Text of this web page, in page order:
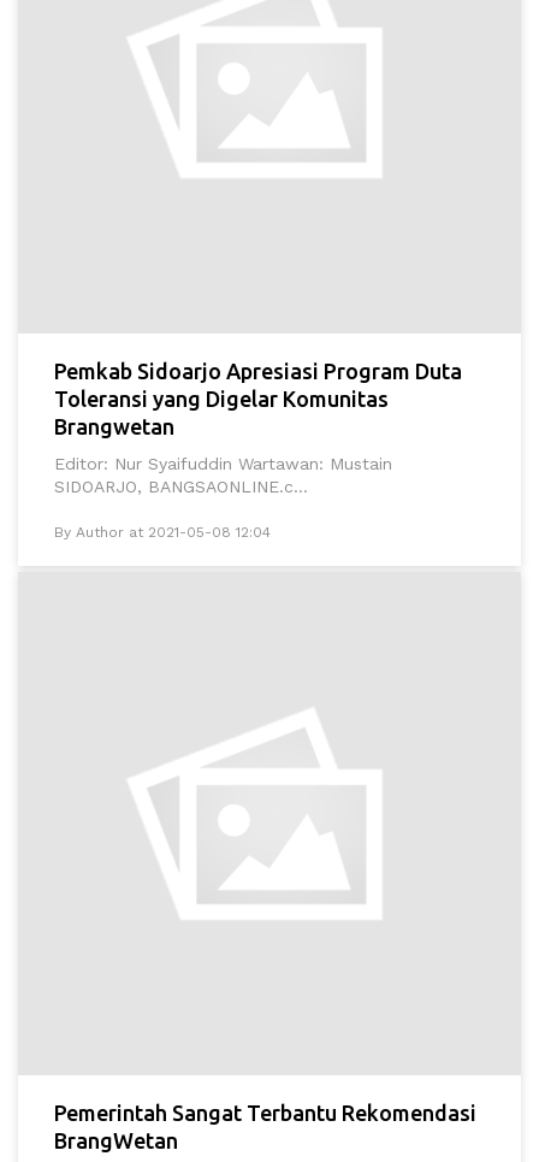
Pemkab Sidoarjo Apresiasi Program Duta
Toleransi yang Digelar Komunitas
Brangwetan
Editor: Nur Syaifuddin Wartawan: Mustain
SIDOARJO, BANGSAONLINE.c...
By Author at 2021-05-08 12:04
Pemerintah Sangat Terbantu Rekomendasi
BrangWetan